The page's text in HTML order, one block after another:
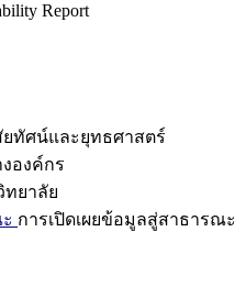
Report
ยทัศน์และยุทธศาสตร์
องค์กร
ทยาลัย
การเปิดเผยข้อมูลสู่สาธารณะ